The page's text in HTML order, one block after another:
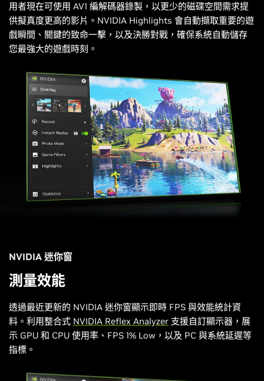
用者現在可使用 AV1 編解碼器錄製，以更少的磁碟空間需求提
供擬真度更高的影片。NVIDIA Highlights 會自動擷取重要的遊
戲瞬間、關鍵的致命一擊，以及決勝對戰，確保系統自動儲存
您最強大的遊戲時刻。
NVIDIA 迷你窗
測量效能
透過最近更新的 NVIDIA 迷你窗顯示即時 FPS 與效能統計資
料。利用整合式 NVIDIA Reflex Analyzer 支援自訂顯示器，展
示 GPU 和 CPU 使用率、FPS 1% Low，以及 PC 與系統延遲等
指標。